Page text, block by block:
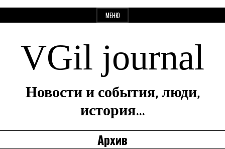
к
МЕНЮ
VGil journal
Новости и события, люди,
история…
Архив